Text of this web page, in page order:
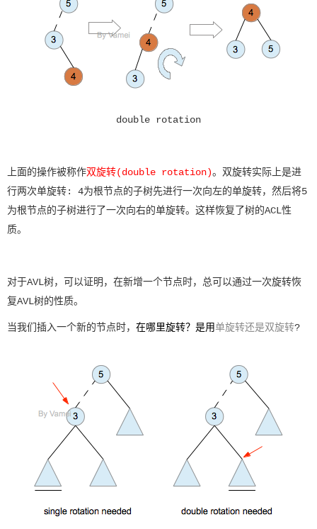
double rotation
上面的操作被称作双旋转(double rotation)。双旋转实际上是进
行两次单旋转: 4为根节点的子树先进行一次向左的单旋转，然后将5
为根节点的子树进行了一次向右的单旋转。这样恢复了树的ACL性
质。
对于AVL树，可以证明，在新增一个节点时，总可以通过一次旋转恢
复AVL树的性质。
当我们插入一个新的节点时， 在哪里旋转？是用单旋转还是双旋转?